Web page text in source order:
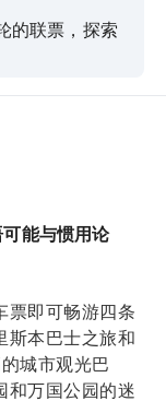
的联票，探索
能与惯用论
票即可畅游四条
斯本巴士之旅和
城市观光巴
和万国公园的迷